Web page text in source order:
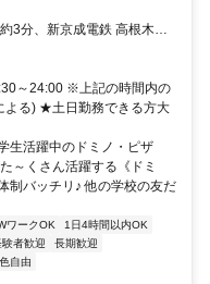
3分、新京成電鉄 高根木戸
口2徒歩約13分 最寄駅：新
～24:00 ※上記の時間内の
よる) ★土日勤務できる方大
生活躍中のドミノ・ピザ
～くさん活躍する《ドミ
制バッチリ♪ 他の学校の友だ
ワークOK
1日4時間以内OK
者歓迎
長期歓迎
自由